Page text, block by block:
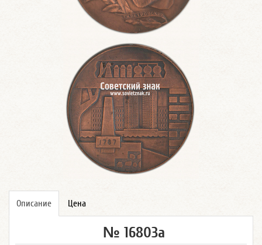
Описание Цена
№ 16803а